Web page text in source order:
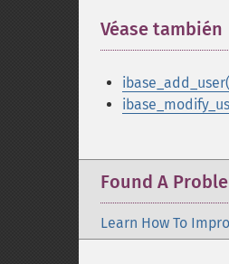
Véase también
Found A
Learn How To